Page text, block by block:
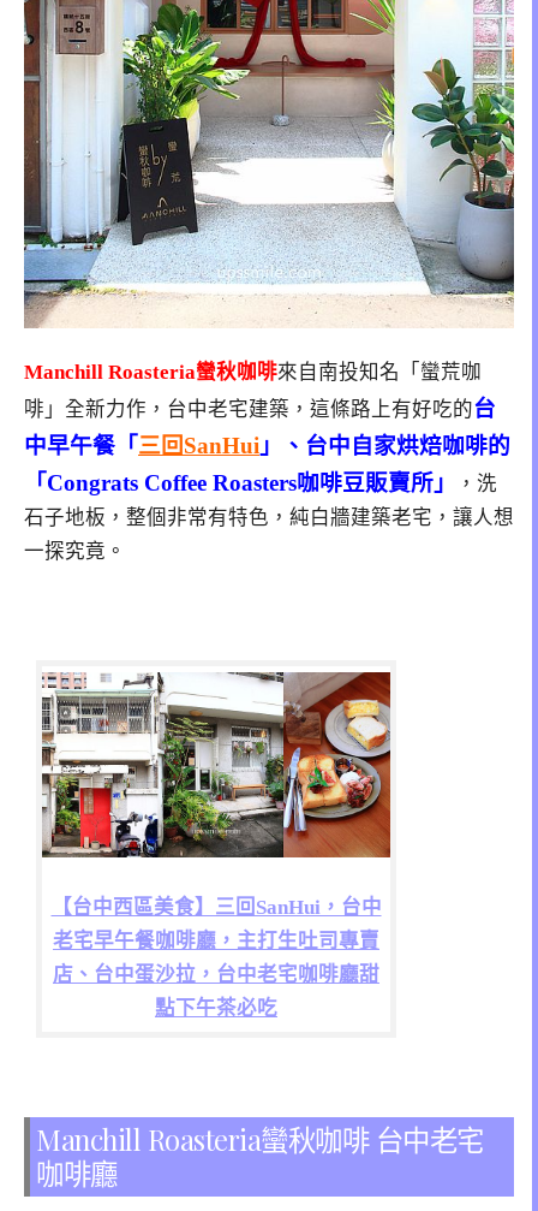
Manchill Roasteria蠻秋咖啡來自南投知名「蠻荒咖
啡」全新力作，台中老宅建築，這條路上有好吃的台
中早午餐「 三回SanHui 」、台中自家烘焙咖啡的
「Congrats Coffee Roasters咖啡豆販賣所」
，洗
石子地板，整個非常有特色，純白牆建築老宅，讓人想
一探究竟。
【台中西區美食】三回SanHui，台中
老宅早午餐咖啡廳，主打生吐司專賣
店、台中蛋沙拉，台中老宅咖啡廳甜
點下午茶必吃
Manchill Roasteria蠻秋咖啡 台中老宅
咖啡廳